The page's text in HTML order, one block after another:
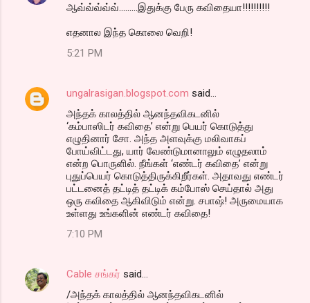
ஆவ்வ்வ்வ்வ்.........இதுக்கு பேரு கவிதையா!!!!!!!!!!
எதனால இந்த கொலை வெறி!
5:21 PM
ungalrasigan.blogspot.com said…
அந்தக் காலத்தில் ஆனந்தவிகடனில்
‘கம்பாஸிடர் கவிதை’ என்று பெயர் கொடுத்து
எழுதினார் சோ. அந்த அளவுக்கு மலிவாகப்
போய்விட்டது, யார் வேண்டுமானாலும் எழுதலாம்
என்ற பொருளில். நீங்கள் ‘எண்டர் கவிதை’ என்று
புதுப்பெயர் கொடுத்திருக்கிறீர்கள். அதாவது எண்டர்
பட்டனைத் தட்டித் தட்டிக் கம்போஸ் செய்தால் அது
ஒரு கவிதை ஆகிவிடும் என்று. சபாஷ்! அருமையாக
உள்ளது உங்களின் எண்டர் கவிதை!
7:10 PM
Cable சங்கர் said…
/அந்தக் காலத்தில் ஆனந்தவிகடனில்